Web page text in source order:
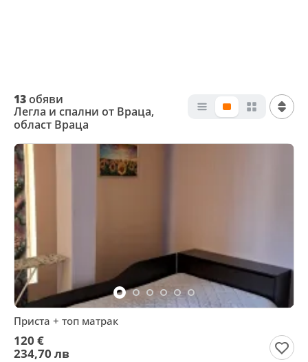
13обяви
Легла и спални от Враца,
област Враца
Приста + топ матрак
120 €
234,70 лв